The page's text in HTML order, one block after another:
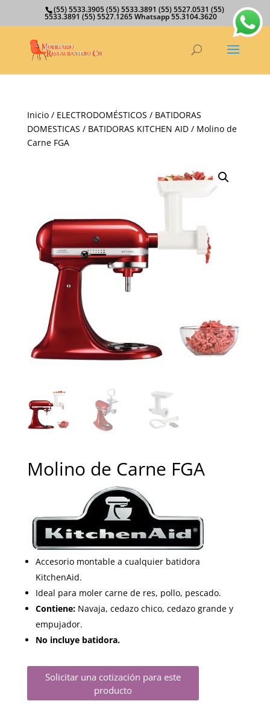
(55) 5533.3905 (55) 5533.3891 (55) 5527.0531 (55)
5533.3891 (55) 5527.1265 Whatsapp 55.3104.3620
Inicio/ ELECTRODOMÉSTICOS / BATIDORAS
DOMESTICAS / BATIDORAS KITCHEN AID/ Molino de
Carne FGA
Molino de Carne FGA
Accesorio montable a cualquier batidora
KitchenAid.
Ideal para moler carne de res, pollo, pescado.
Contiene:Navaja, cedazo chico, cedazo grande y
empujador.
No incluye batidora.
Solicitar una cotización para este
producto